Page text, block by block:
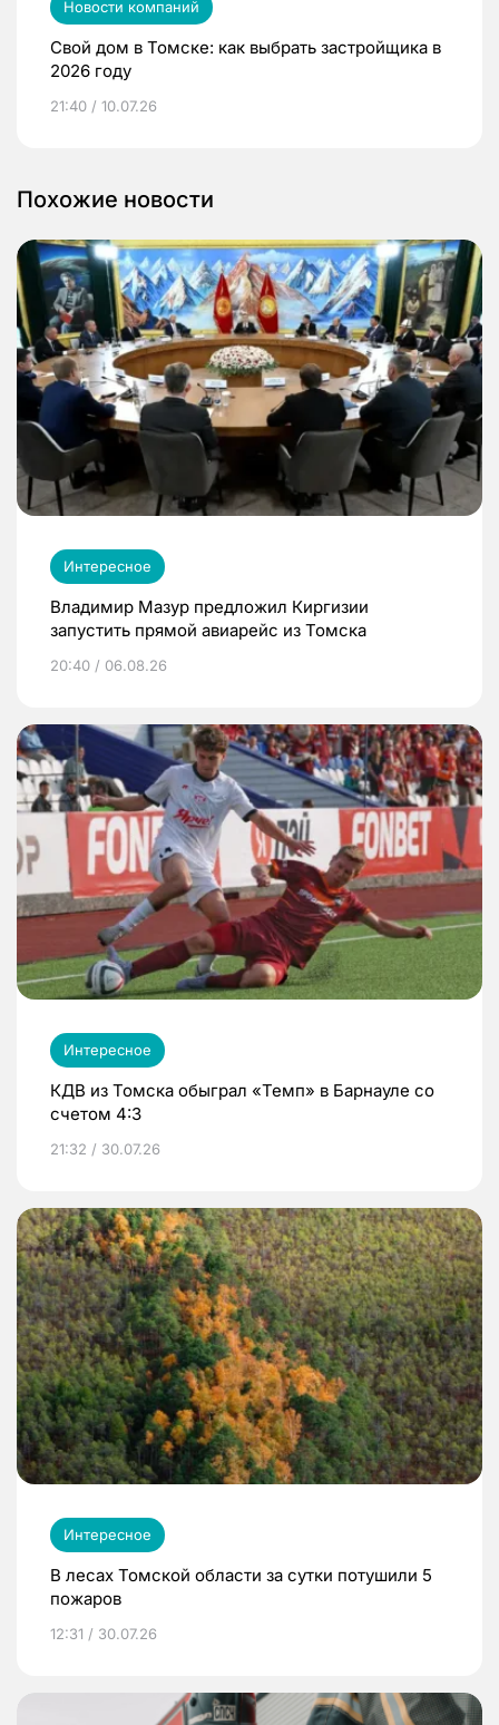
Новости компаний
Свой дом в Томске: как выбрать застройщика в
2026 году
21:40 / 10.07.26
Похожие новости
Интересное
Владимир Мазур предложил Киргизии
запустить прямой авиарейс из Томска
20:40 / 06.08.26
Интересное
КДВ из Томска обыграл «Темп» в Барнауле со
счетом 4:3
21:32 / 30.07.26
Интересное
В лесах Томской области за сутки потушили 5
пожаров
12:31 / 30.07.26